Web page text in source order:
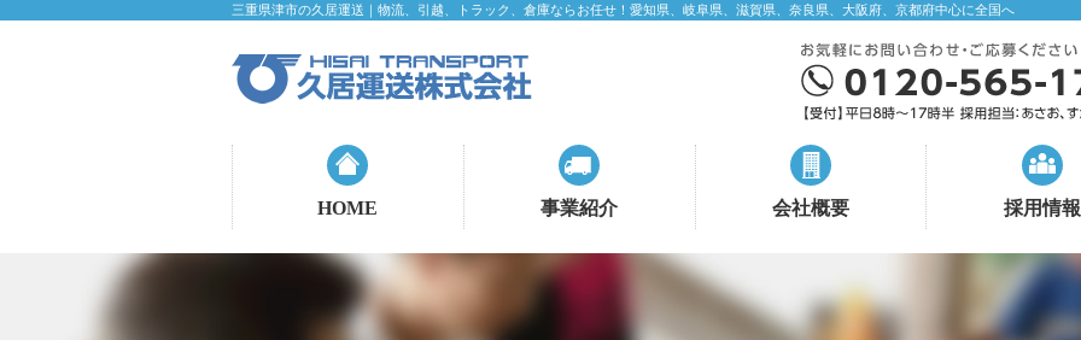
三重県津市の久居運送｜物流、引越、トラック、倉庫ならお任せ！愛知県、岐阜県、滋賀県、奈良県、大阪府、京都府中心に全国へ
HOME 事業紹介 会社概要 採用情報